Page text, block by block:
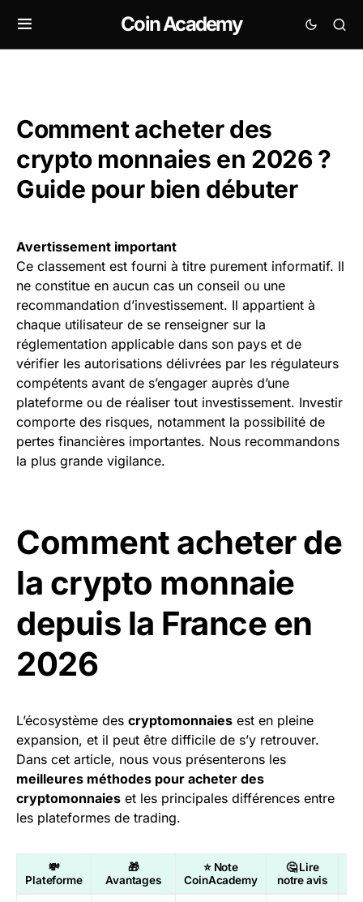
Coin Academy
Comment acheter des
crypto monnaies en 2026 ?
Guide pour bien débuter
Avertissement important
Ce classement est fourni à titre purement informatif. Il
ne constitue en aucun cas un conseil ou une
recommandation d’investissement. Il appartient à
chaque utilisateur de se renseigner sur la
réglementation applicable dans son pays et de
vérifier les autorisations délivrées par les régulateurs
compétents avant de s’engager auprès d’une
plateforme ou de réaliser tout investissement. Investir
comporte des risques, notamment la possibilité de
pertes financières importantes. Nous recommandons
la plus grande vigilance.
Comment acheter de
la crypto monnaie
depuis la France en
2026
L’écosystème des cryptomonnaies est en pleine
expansion, et il peut être difficile de s’y retrouver.
Dans cet article, nous vous présenterons les
meilleures méthodes pour acheter des
cryptomonnaies et les principales différences entre
les plateformes de trading.
💸
Plateforme
🎁
Avantages
⭐ Note
CoinAcademy
🤔 Lire
notre avis